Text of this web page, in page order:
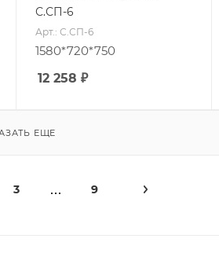
С.СП-6
Арт.: С.СП-6
1580*720*750
12 258 ₽
ЕЩЕ
3 9